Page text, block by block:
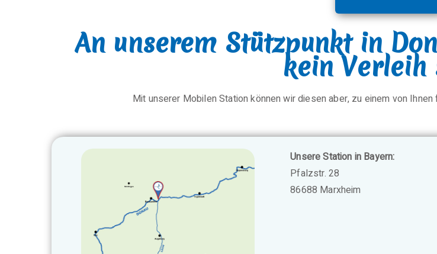
An unserem Stützpunkt in
kein Verleih
Mit unserer Mobilen Station können wir diesen aber, zu einem von
Unsere Station in Bayern:
Pfalzstr. 28
86688 Marxheim